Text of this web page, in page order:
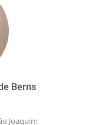
Berns
Joaquim